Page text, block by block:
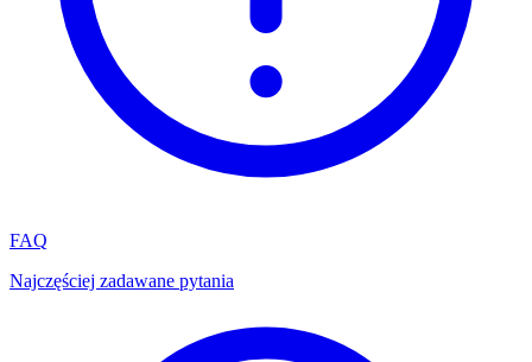
FAQ
Najczęściej zadawane pytania